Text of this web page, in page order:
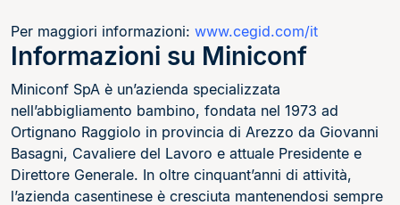
Per maggiori informazioni: www.cegid.com/it
Informazioni su Miniconf
Miniconf SpA è un’azienda specializzata
nell’abbigliamento bambino, fondata nel 1973 ad
Ortignano Raggiolo in provincia di Arezzo da Giovanni
Basagni, Cavaliere del Lavoro e attuale Presidente e
Direttore Generale. In oltre cinquant’anni di attività,
l’azienda casentinese è cresciuta mantenendosi sempre